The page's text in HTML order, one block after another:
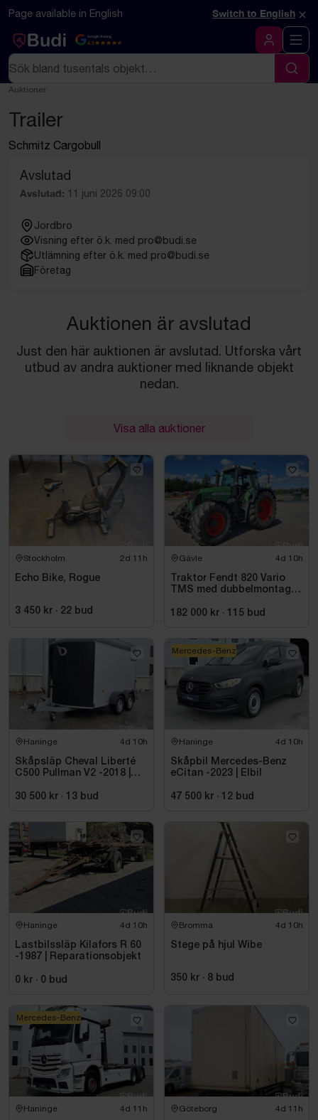
Hoppa till innehåll
Textbaserad (markdown) version av denna sida
Page available in English Switch to English ×
Google Rating
4.5
Logga in
Sök
Sök
Auktioner
Trailer
Schmitz Cargobull
Avslutad
Avslutad: 11 juni 2026 09:00
Jordbro
Visning efter ö.k. med pro@budi.se
Utlämning efter ö.k. med pro@budi.se
Företag
Auktionen är avslutad
Just den här auktionen är avslutad. Utforska vårt
utbud av andra auktioner med liknande objekt
nedan.
Visa alla auktioner
Stockholm 2d 11h
Echo Bike, Rogue
3 450 kr · 22 bud
Gävle 4d 10h
Traktor Fendt 820 Vario
TMS med dubbelmontage
182 000 kr · 115 bud
Haninge 4d 10h
Skåpsläp Cheval Liberté
C500 Pullman V2 -2018 |
30 500 kr · 13 bud
Haninge 4d 10h
Skåpbil Mercedes-Benz
eCitan -2023 | Elbil
47 500 kr · 12 bud
Mercedes-Benz
Haninge 4d 10h
Lastbilssläp Kilafors R 60
-1987 | Reparationsobjekt
0 kr · 0 bud
Bromma 4d 10h
Stege på hjul Wibe
350 kr · 8 bud
Haninge 4d 11h
Mercedes-Benz
Göteborg 4d 11h